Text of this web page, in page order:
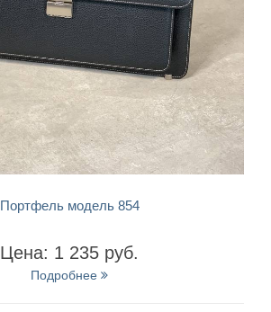
Портфель модель 854
Цена: 1 235 руб.
Подробнее